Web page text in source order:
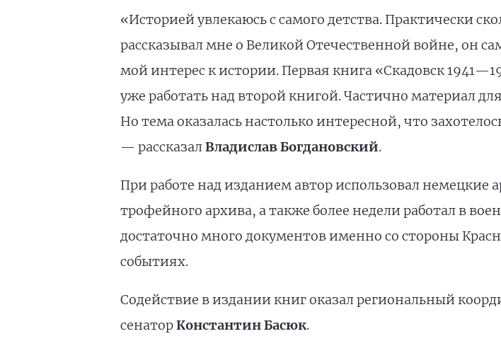
«Историей увлекаюсь с самого детства. Практически
рассказывал мне о Великой Отечественной войне, он
мой интерес к истории. Первая книга «Скадовск
уже работать над второй книгой. Частично материал
Но тема оказалась настолько интересной, что
— рассказалВладислав Богдановский.
При работе над изданием автор использовал
трофейного архива, а также более недели работал в
достаточно много документов именно со стороны
событиях.
Содействие в издании книг оказал региональный
сенаторКонстантин Басюк.